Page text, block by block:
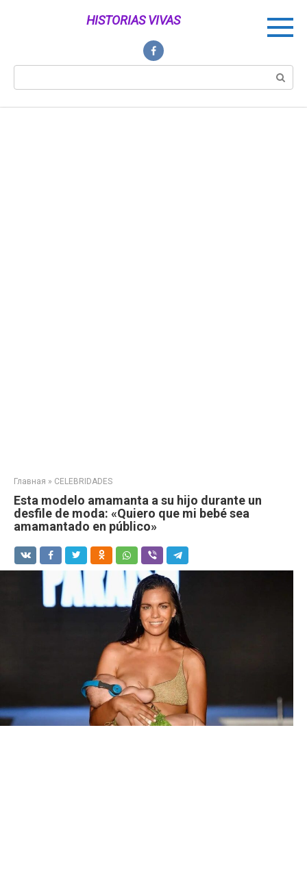
HISTORIAS VIVAS
Поиск:
Главная » CELEBRIDADES
Esta modelo amamanta a su hijo durante un
desfile de moda: «Quiero que mi bebé sea
amamantado en público»